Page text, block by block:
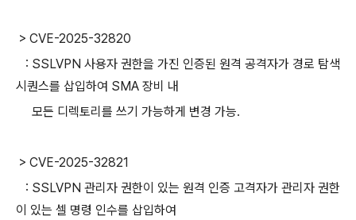
> CVE-2025-32820
: SSLVPN 사용자 권한을 가진 인증된 원격 공격자가 경로 탐색
시퀀스를 삽입하여 SMA 장비 내
모든 디렉토리를 쓰기 가능하게 변경 가능.
> CVE-2025-32821
: SSLVPN 관리자 권한이 있는 원격 인증 고격자가 관리자 권한
이 있는 셀 명령 인수를 삽입하여